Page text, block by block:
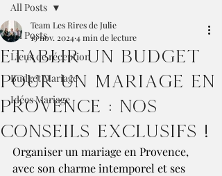
All Posts
Lieux de réception
Budget Mariage
Idées Mariage
All Posts
Établir un budget
pour un mariage en
Provence : nos
conseils exclusifs !
Team Les Rires de Julie
19 nov. 20244 min de lecture
Organiser un mariage en Provence,
avec son charme intemporel et ses